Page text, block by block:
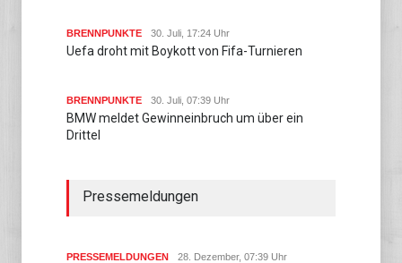
BRENNPUNKTE 30. Juli, 17:24 Uhr
Uefa droht mit Boykott von Fifa-Turnieren
BRENNPUNKTE 30. Juli, 07:39 Uhr
BMW meldet Gewinneinbruch um über ein
Drittel
Pressemeldungen
PRESSEMELDUNGEN 28. Dezember, 07:39 Uhr